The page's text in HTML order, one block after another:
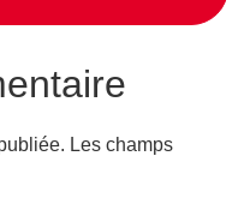
Les champs